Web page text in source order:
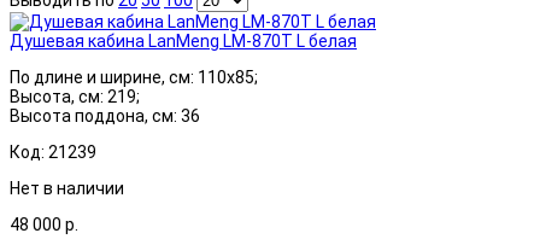
Душевая кабина LanMeng LM-870T L белая
По длине и ширине, см: 110x85;
Высота, см: 219;
Высота поддона, см: 36
Код: 21239
Нет в наличии
48 000 р.